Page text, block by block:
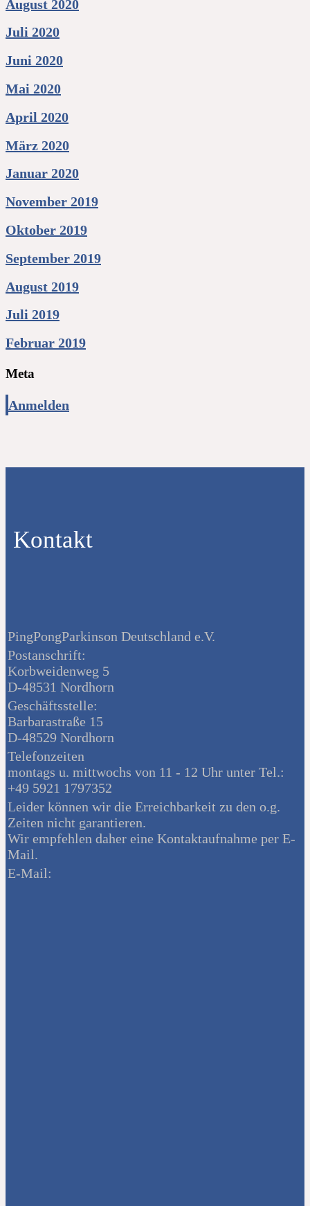
August 2020
Juli 2020
Juni 2020
Mai 2020
April 2020
März 2020
Januar 2020
November 2019
Oktober 2019
September 2019
August 2019
Juli 2019
Februar 2019
Meta
Anmelden
Kontakt
PingPongParkinson Deutschland e.V.
Postanschrift:
Korbweidenweg 5
D-48531 Nordhorn
Geschäftsstelle:
Barbarastraße 15
D-48529 Nordhorn
Telefonzeiten
montags u. mittwochs von 11 - 12 Uhr unter Tel.:
+49 5921 1797352
Leider können wir die Erreichbarkeit zu den o.g.
Zeiten nicht garantieren.
Wir empfehlen daher eine Kontaktaufnahme per E-
Mail.
E-Mail: